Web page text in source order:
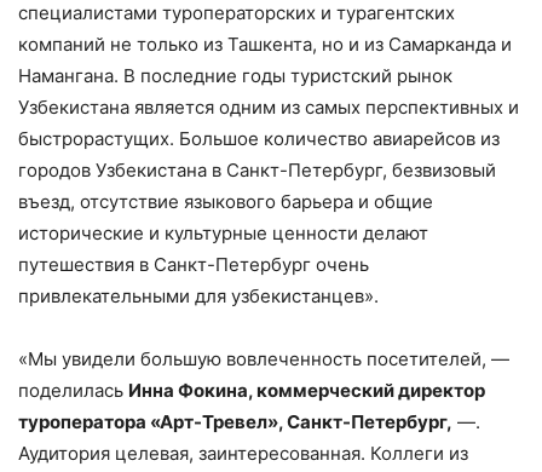
специалистами туроператорских и турагентских
компаний не только из Ташкента, но и из Самарканда и
Намангана. В последние годы туристский рынок
Узбекистана является одним из самых перспективных и
быстрорастущих. Большое количество авиарейсов из
городов Узбекистана в Санкт-Петербург, безвизовый
въезд, отсутствие языкового барьера и общие
исторические и культурные ценности делают
путешествия в Санкт-Петербург очень
привлекательными для узбекистанцев».
«Мы увидели большую вовлеченность посетителей, —
поделилась Инна Фокина, коммерческий директор
туроператора «Арт-Тревел», Санкт-Петербург, —.
Аудитория целевая, заинтересованная. Коллеги из